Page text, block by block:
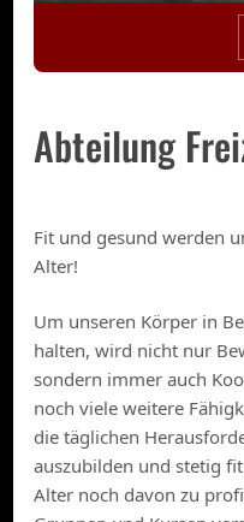
Abteilung
Fit und gesund werden
Alter!
Um unseren Körper in
halten, wird nicht nur
sondern immer auch
noch viele weitere
die täglichen
auszubilden und stetig
Alter noch davon zu